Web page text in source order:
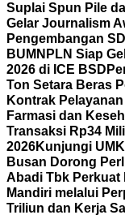
Suplai Spun Pile
Gelar Journalism
Pengembangan
BUMN PLN Siap
2026 di ICE BSD
Ton Setara Beras
Kontrak
Farmasi dan
Transaksi Rp34
2026Kunjungi
Busan Dorong
Abadi Tbk
Mandiri melalui
Triliun dan Kerja